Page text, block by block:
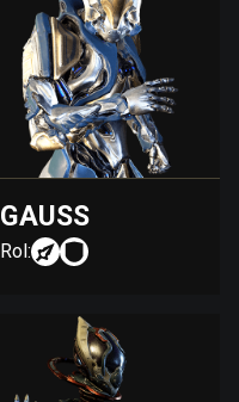
GAUSS
Rol: